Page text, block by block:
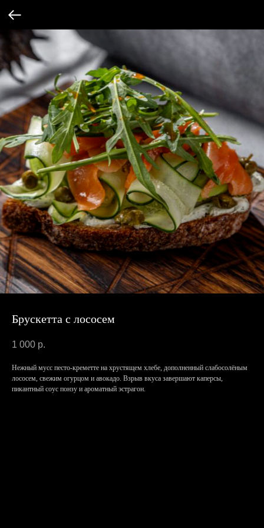
Брускетта с лососем
1 000 р.
Нежный мусс песто-креметте на хрустящем хлебе, дополненный слабосолёным
лососем, свежим огурцом и авокадо. Взрыв вкуса завершают каперсы,
пикантный соус понзу и ароматный эстрагон.